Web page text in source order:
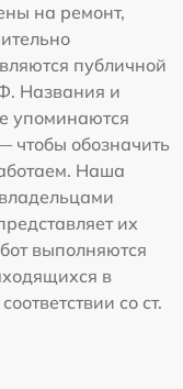
на ремонт,
публичной
Названия и
упоминаются
чтобы обозначить
Наша
их
выполняются
в
со ст.